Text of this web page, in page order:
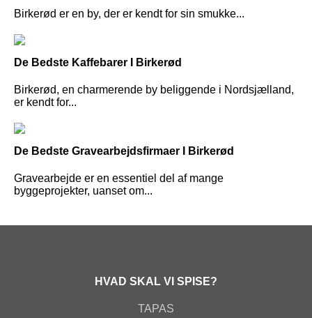
Birkerød er en by, der er kendt for sin smukke...
De Bedste Kaffebarer I Birkerød
Birkerød, en charmerende by beliggende i Nordsjælland,
er kendt for...
De Bedste Gravearbejdsfirmaer I Birkerød
Gravearbejde er en essentiel del af mange
byggeprojekter, uanset om...
HVAD SKAL VI SPISE?
TAPAS